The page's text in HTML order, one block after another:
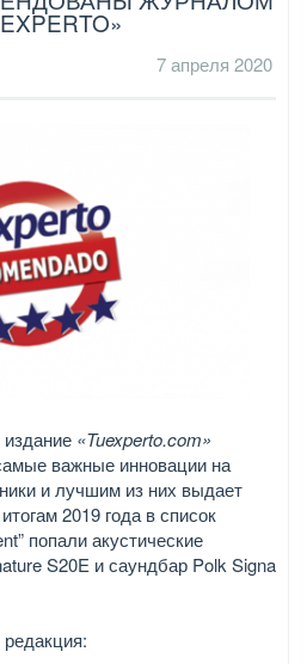
7 апреля 2020
«Tuexperto.com»
важные инновации на
и лучшим из них выдает
2019 года в список
попали акустические
S20E и саундбар Polk Signa